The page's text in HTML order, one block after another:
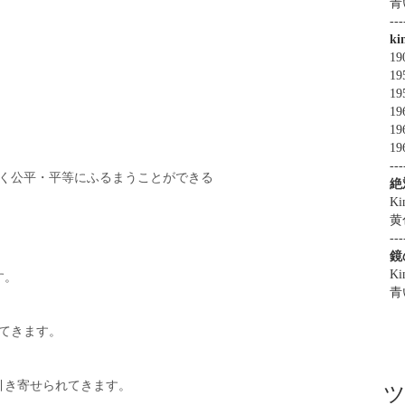
公平・平等にふるまうことができる
きます。
寄せられてきます。
青
絶
黄
鏡
青